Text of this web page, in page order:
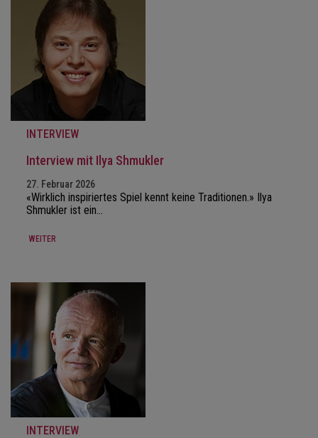
INTERVIEW
Interview mit Ilya Shmukler
27. Februar 2026
«Wirklich inspiriertes Spiel kennt keine Traditionen.» Ilya
Shmukler ist ein…
WEITER
INTERVIEW